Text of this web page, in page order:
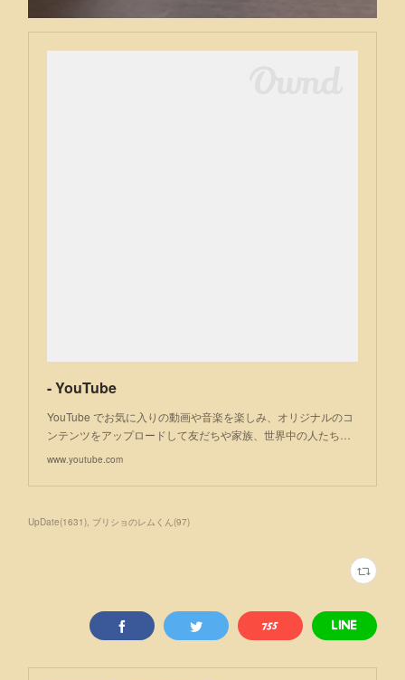
- YouTube
YouTube でお気に入りの動画や音楽を楽しみ、オリジナルのコ
ンテンツをアップロードして友だちや家族、世界中の人たち…
www.youtube.com
UpDate(1631) ブリショのレムくん(97)